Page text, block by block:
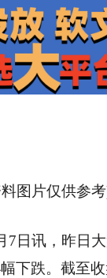
图片仅供参
7日讯，昨日
下跌。截至